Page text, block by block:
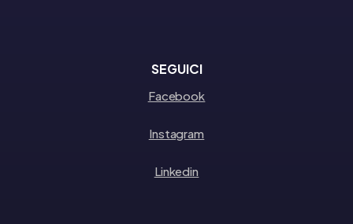
SEGUICI
Facebook
Instagram
Linkedin